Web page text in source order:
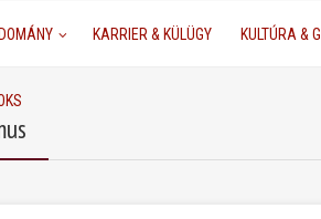
KARRIER & KÜLÜGY KULTÚRA &